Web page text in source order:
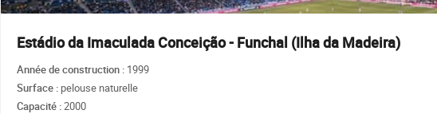
Estádio da Imaculada Conceição - Funchal (Ilha da Madeira)
Année de construction : 1999
Surface : pelouse naturelle
Capacité :2000